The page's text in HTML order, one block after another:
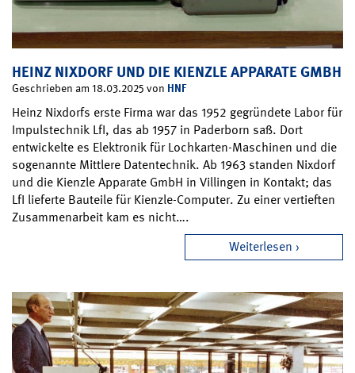
HEINZ NIXDORF UND DIE KIENZLE APPARATE GMBH
Geschrieben am 18.03.2025 von HNF
Heinz Nixdorfs erste Firma war das 1952 gegründete Labor für
Impulstechnik LfI, das ab 1957 in Paderborn saß. Dort
entwickelte es Elektronik für Lochkarten-Maschinen und die
sogenannte Mittlere Datentechnik. Ab 1963 standen Nixdorf
und die Kienzle Apparate GmbH in Villingen in Kontakt; das
LfI lieferte Bauteile für Kienzle-Computer. Zu einer vertieften
Zusammenarbeit kam es nicht….
Weiterlesen